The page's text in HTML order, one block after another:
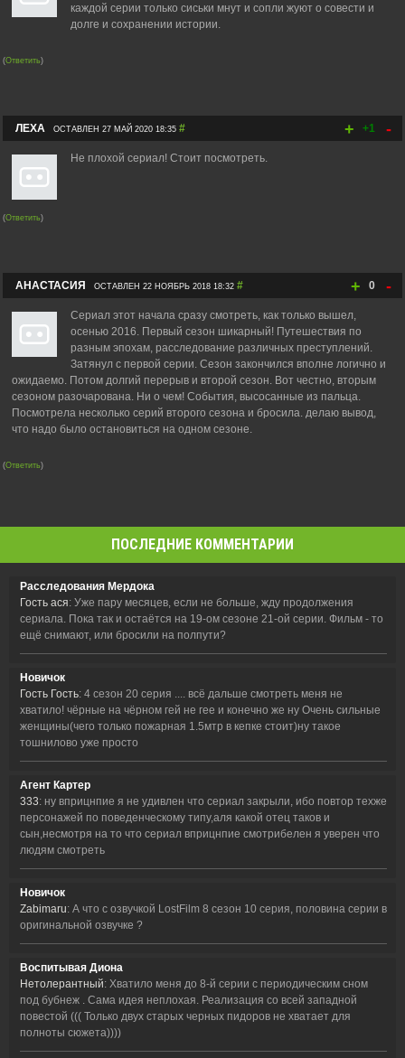
каждой серии только сиськи мнут и сопли жуют о совести и
долге и сохранении истории.
(Ответить)
+ +1 -
ЛЕХА ОСТАВЛЕН 27 МАЙ 2020 18:35 #
Не плохой сериал! Стоит посмотреть.
(Ответить)
+ 0 -
АНАСТАСИЯ ОСТАВЛЕН 22 НОЯБРЬ 2018 18:32 #
Сериал этот начала сразу смотреть, как только вышел,
осенью 2016. Первый сезон шикарный! Путешествия по
разным эпохам, расследование различных преступлений.
Затянул с первой серии. Сезон закончился вполне логично и
ожидаемо. Потом долгий перерыв и второй сезон. Вот честно, вторым
сезоном разочарована. Ни о чем! События, высосанные из пальца.
Посмотрела несколько серий второго сезона и бросила. делаю вывод,
что надо было остановиться на одном сезоне.
(Ответить)
ПОСЛЕДНИЕ КОММЕНТАРИИ
Расследования Мердока
Гость ася: Уже пару месяцев, если не больше, жду продолжения
сериала. Пока так и остаётся на 19-ом сезоне 21-ой серии. Фильм - то
ещё снимают, или бросили на полпути?
Новичок
Гость Гость: 4 сезон 20 серия .... всё дальше смотреть меня не
хватило! чёрные на чёрном гей не гее и конечно же ну Очень сильные
женщины(чего только пожарная 1.5мтр в кепке стоит)ну такое
тошнилово уже просто
Агент Картер
333: ну вприцнпие я не удивлен что сериал закрыли, ибо повтор техже
персонажей по поведенческому типу,аля какой отец таков и
сын,несмотря на то что сериал вприцнпие смотрибелен я уверен что
людям смотреть
Новичок
Zabimaru: А что с озвучкой LostFilm 8 сезон 10 серия, половина серии в
оригинальной озвучке ?
Воспитывая Диона
Нетолерантный: Хватило меня до 8-й серии с периодическим сном
под бубнеж . Сама идея неплохая. Реализация со всей западной
повестой ((( Только двух старых черных пидоров не хватает для
полноты сюжета))))